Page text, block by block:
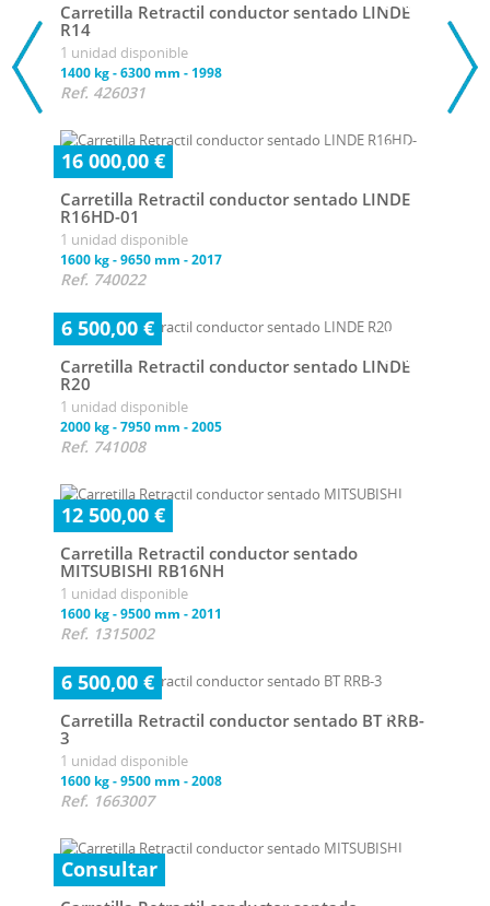
Carretilla Retractil conductor sentado LINDE
R14
1 unidad disponible
1400 kg-6300 mm - 1998
Ref. 426031
16 000,00 €
Carretilla Retractil conductor sentado LINDE
R16HD-01
1 unidad disponible
1600 kg-9650 mm -2017
Ref. 740022
6 500,00 €
Carretilla Retractil conductor sentado LINDE
R20
1 unidad disponible
2000 kg-7950 mm -2005
Ref. 741008
12 500,00 €
Carretilla Retractil conductor sentado
MITSUBISHI RB16NH
1 unidad disponible
1600 kg-9500 mm -2011
Ref. 1315002
6 500,00 €
Carretilla Retractil conductor sentado BT RRB-
3
1 unidad disponible
1600 kg-9500 mm -2008
Ref. 1663007
Consultar